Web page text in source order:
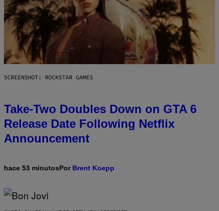
SCREENSHOT: ROCKSTAR GAMES
Take-Two Doubles Down on GTA 6
Release Date Following Netflix
Announcement
hace 53 minutosPor Brent Koepp